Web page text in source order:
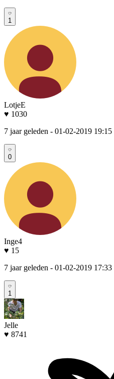
1
LotjeE
♥ 1030
7 jaar geleden - 01-02-2019 19:15
0
Inge4
♥ 15
7 jaar geleden - 01-02-2019 17:33
1
Jelle
♥ 8741